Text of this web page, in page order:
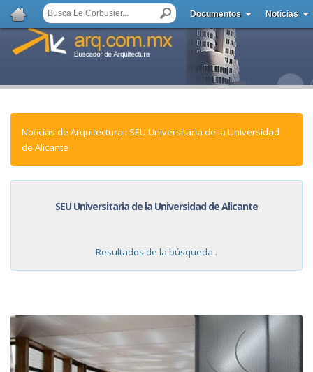
Documentos Noticias
Noticias de Arquitectura : SEU Universitaria de la Universidad
de Alicante
SEU Universitaria de la Universidad de Alicante
Resultados de la búsqueda .